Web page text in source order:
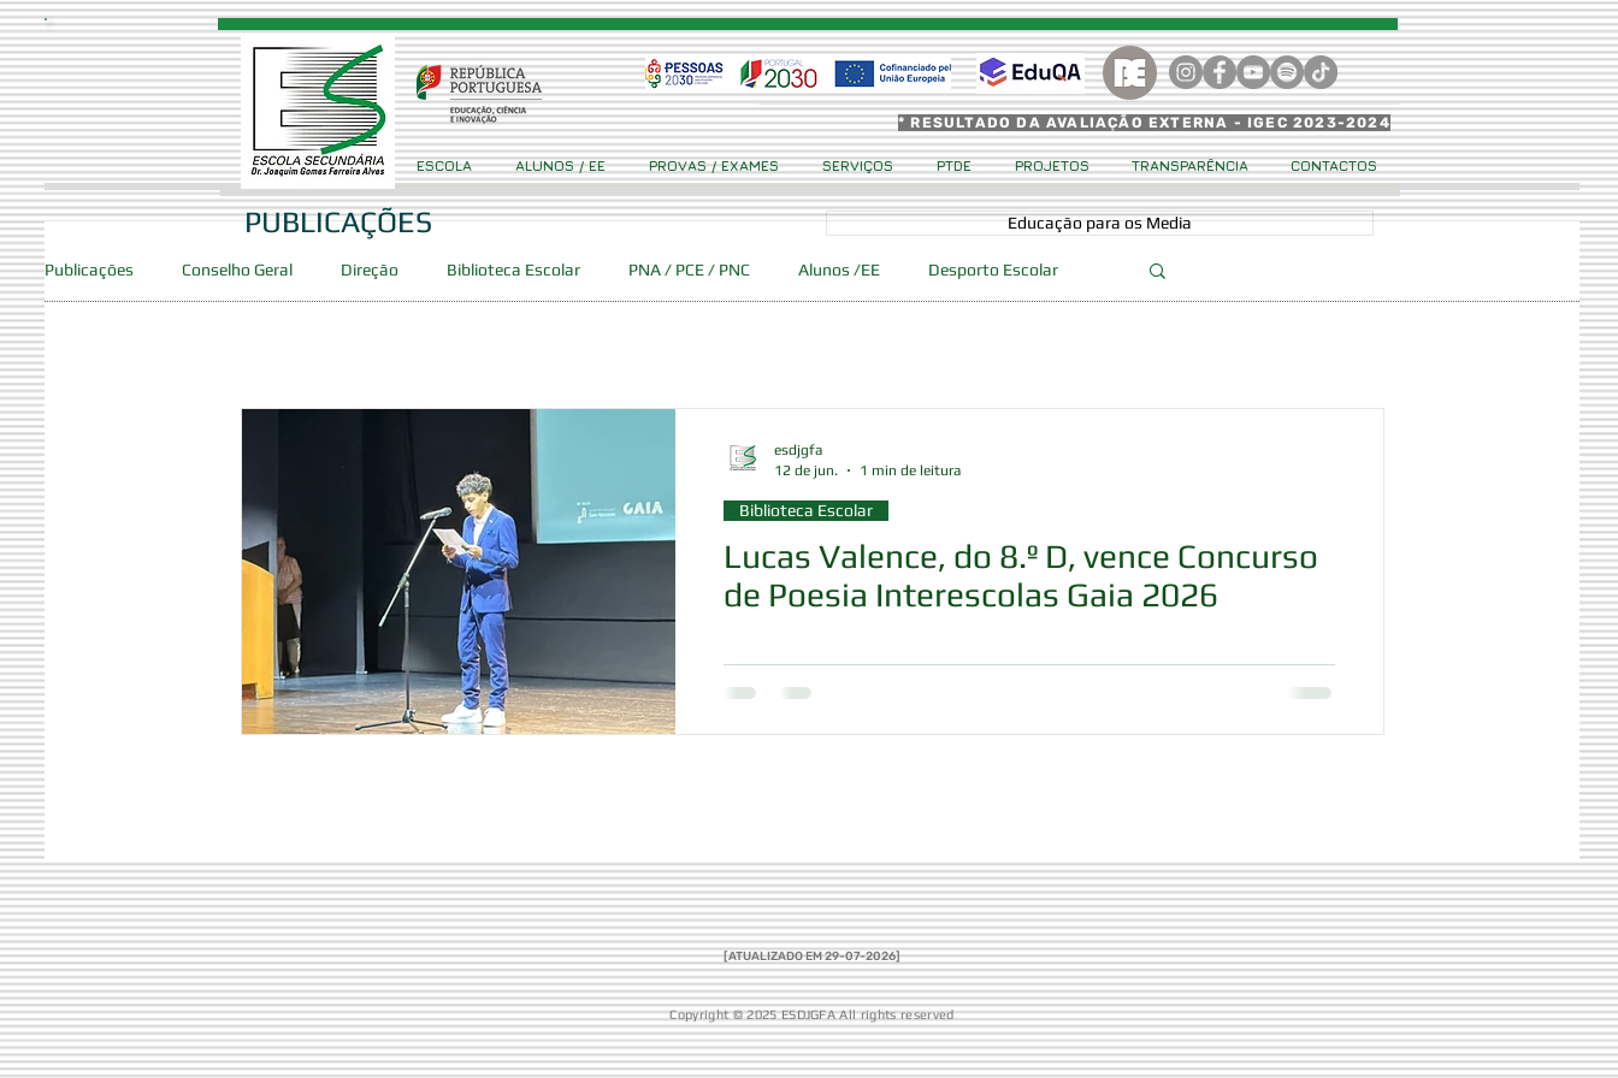
Publicações Conselho Geral Direção Biblioteca Escolar PNA / PCE / PNC Alunos /EE Desporto Escolar
Lucas Valence, do 8.º D, vence Concurso
de Poesia Interescolas Gaia 2026
Biblioteca Escolar
esdjgfa
12 de jun.
1 min de leitura
PUBLICAÇÕES Educação para os Media
ESCOLA ALUNOS / EE PROVAS / EXAMES SERVIÇOS PTDE PROJETOS TRANSPARÊNCIA CONTACTOS
* RESULTADO DA AVALIAÇÃO EXTERNA - IGEC 2023-2024
[ATUALIZADO EM 29-07-2026]
Copyright © 2025 ESDJGFA All rights reserved